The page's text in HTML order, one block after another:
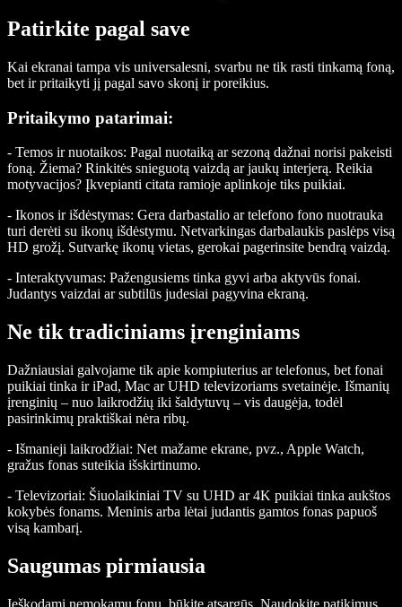
Patirkite pagal save
Kai ekranai tampa vis universalesni, svarbu ne tik rasti tinkamą foną,
bet ir pritaikyti jį pagal savo skonį ir poreikius.
Pritaikymo patarimai:
- Temos ir nuotaikos: Pagal nuotaiką ar sezoną dažnai norisi pakeisti
foną. Žiema? Rinkitės snieguotą vaizdą ar jaukų interjerą. Reikia
motyvacijos? Įkvepianti citata ramioje aplinkoje tiks puikiai.
- Ikonos ir išdėstymas: Gera darbastalio ar telefono fono nuotrauka
turi derėti su ikonų išdėstymu. Netvarkingas darbalaukis paslėps visą
HD grožį. Sutvarkę ikonų vietas, gerokai pagerinsite bendrą vaizdą.
- Interaktyvumas: Pažengusiems tinka gyvi arba aktyvūs fonai.
Judantys vaizdai ar subtilūs judesiai pagyvina ekraną.
Ne tik tradiciniams įrenginiams
Dažniausiai galvojame tik apie kompiuterius ar telefonus, bet fonai
puikiai tinka ir iPad, Mac ar UHD televizoriams svetainėje. Išmanių
įrenginių – nuo laikrodžių iki šaldytuvų – vis daugėja, todėl
pasirinkimų praktiškai nėra ribų.
- Išmanieji laikrodžiai: Net mažame ekrane, pvz., Apple Watch,
gražus fonas suteikia išskirtinumo.
- Televizoriai: Šiuolaikiniai TV su UHD ar 4K puikiai tinka aukštos
kokybės fonams. Meninis arba lėtai judantis gamtos fonas papuoš
visą kambarį.
Saugumas pirmiausia
Ieškodami nemokamų fonų, būkite atsargūs. Naudokite patikimus